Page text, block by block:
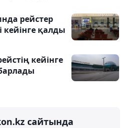
рейстер
кейінге қалды
кейінге
сайтында